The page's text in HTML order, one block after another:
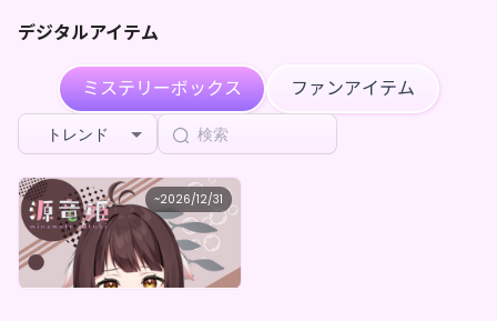
デジタルアイテム
ミステリーボックス ファンアイテム
トレンド
~2026/12/31
源竜姫_竜騎
源竜姫 /竜騎 デジタルグッズガチャ（全5種）
最低価格
¥1,000 購入はこちら